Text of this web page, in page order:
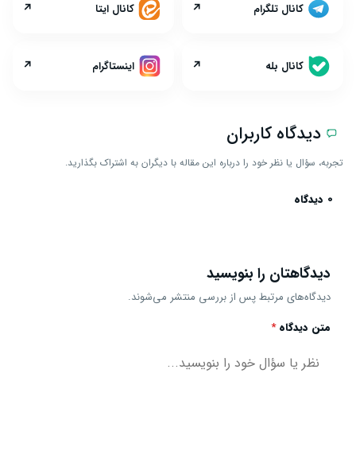
کانال تلگرام ↗ کانال ایتا ↗
کانال بله ↗ اینستاگرام ↗
دیدگاه کاربران
تجربه، سؤال یا نظر خود را درباره این مقاله با دیگران به اشتراک بگذارید.
0 دیدگاه
دیدگاهتان را بنویسید
دیدگاه‌های مرتبط پس از بررسی منتشر می‌شوند.
متن دیدگاه*